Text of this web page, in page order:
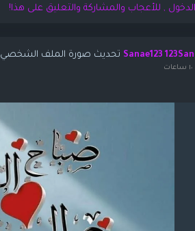
, للأعجاب والمشاركة والتعليق على هذا!
Sanae123 تحديث صورة الملف الشخصي